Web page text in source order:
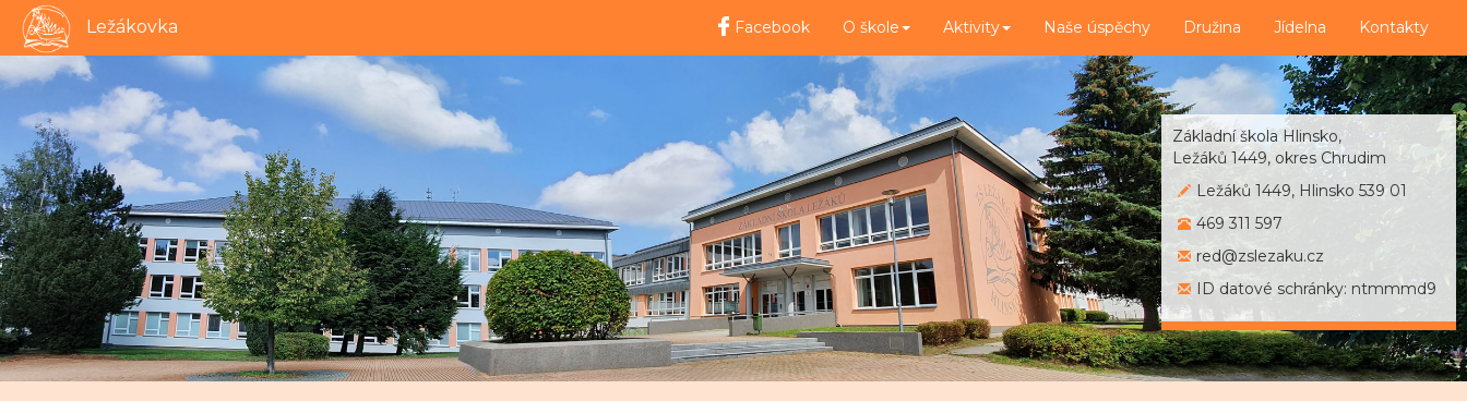
Ležákovka Facebook O škole Aktivity Naše úspěchy Družina Jídelna Kontakty
Základní škola Hlinsko,
Ležáků 1449, okres Chrudim
Ležáků 1449, Hlinsko 539 01
469 311 597
red@zslezaku.cz
ID datové schránky: ntmmmd9